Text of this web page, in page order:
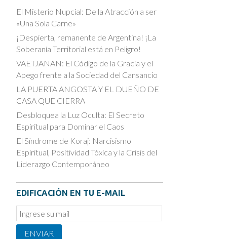
El Misterio Nupcial: De la Atracción a ser
«Una Sola Carne»
¡Despierta, remanente de Argentina! ¡La
Soberanía Territorial está en Peligro!
VAETJANAN: El Código de la Gracia y el
Apego frente a la Sociedad del Cansancio
LA PUERTA ANGOSTA Y EL DUEÑO DE
CASA QUE CIERRA
Desbloquea la Luz Oculta: El Secreto
Espiritual para Dominar el Caos
El Síndrome de Koraj: Narcisismo
Espiritual, Positividad Tóxica y la Crisis del
Liderazgo Contemporáneo
EDIFICACIÓN EN TU E-MAIL
Email
Subscription
ENVIAR